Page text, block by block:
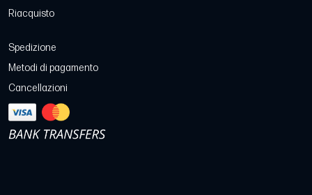
Riacquisto
Spedizione
Metodi di pagamento
Cancellazioni